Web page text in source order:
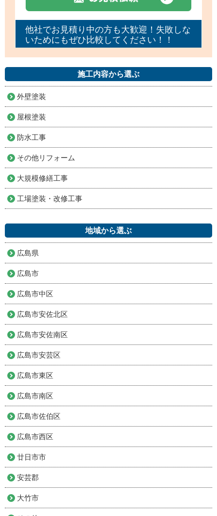
他社でお見積り中の方も大歓迎！失敗しな
いためにもぜひ比較してください！！
施工内容から選ぶ
外壁塗装
屋根塗装
防水工事
その他リフォーム
大規模修繕工事
工場塗装・改修工事
地域から選ぶ
広島県
広島市
広島市中区
広島市安佐北区
広島市安佐南区
広島市安芸区
広島市東区
広島市南区
広島市佐伯区
広島市西区
廿日市市
安芸郡
大竹市